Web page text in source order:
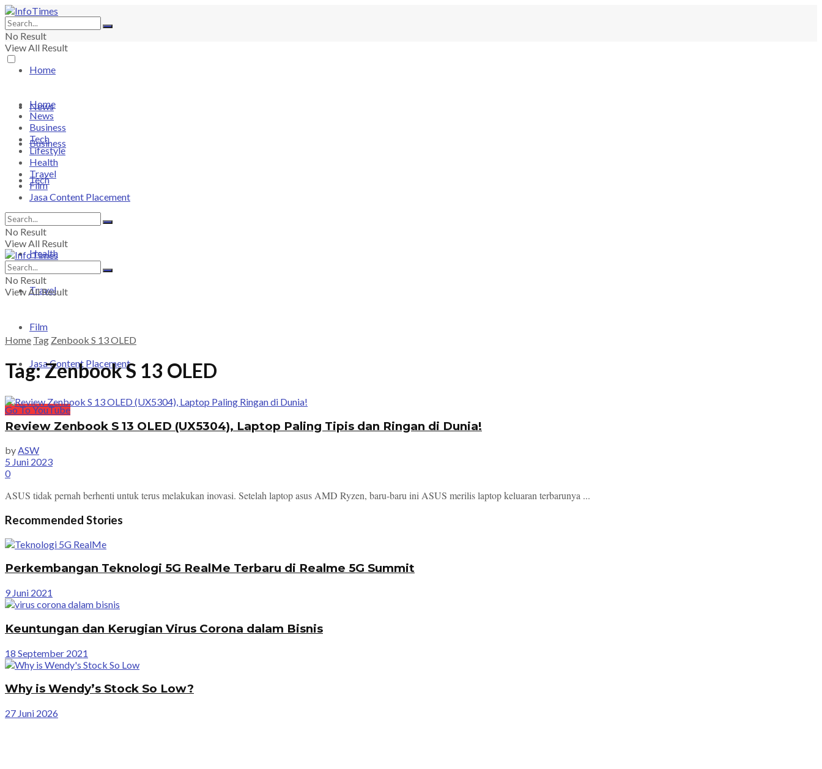
No Result
View All Result
Home
News
Business
Tech
Lifestyle
Health
Travel
Film
Jasa Content Placement
Go To YouTube
Home
News
Business
Tech
Lifestyle
Health
Travel
Film
Jasa Content Placement
No Result
View All Result
No Result
View All Result
Home Tag Zenbook S 13 OLED
Tag:Zenbook S 13 OLED
Review Zenbook S 13 OLED (UX5304), Laptop Paling Tipis dan Ringan di Dunia!
byASW
5 Juni 2023
0
ASUS tidak pernah berhenti untuk terus melakukan inovasi. Setelah laptop asus AMD Ryzen, baru-baru ini ASUS merilis laptop keluaran terbarunya ...
Recommended Stories
Perkembangan Teknologi 5G RealMe Terbaru di Realme 5G Summit
9 Juni 2021
Keuntungan dan Kerugian Virus Corona dalam Bisnis
18 September 2021
Why is Wendy’s Stock So Low?
27 Juni 2026